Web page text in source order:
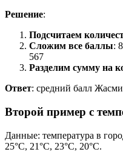
Решение:
Подсчитаем
Сложим все баллы:
567
Разделим сумму на
Ответ: средний балл
Второй пример с
Данные: температура в
25°C, 21°C, 23°C, 20°C.